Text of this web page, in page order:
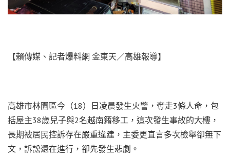
【賴傳媒、記者爆料網 金東天／高雄報導】
高雄市林園區今（18）日凌晨發生火警，奪走3條人命，包
括屋主38歲兒子與2名越南籍移工，這次發生事故的大樓，
長期被居民控訴存在嚴重違建，主委更直言多次檢舉卻無下
文，訴訟還在進行，卻先發生悲劇。